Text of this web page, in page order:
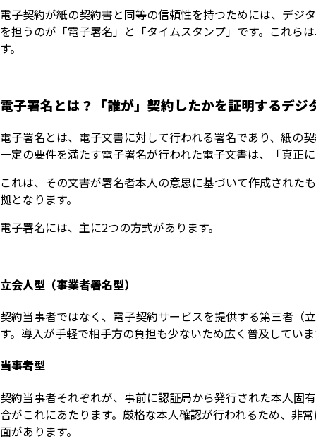
電子契約が紙の契約書と同等の信頼性を持つためには、デジ
を担うのが「電子署名」と「タイムスタンプ」です。これら
す。
電子署名とは？「誰が」契約したかを証明するデジ
電子署名とは、電子文書に対して行われる署名であり、紙の
一定の要件を満たす電子署名が行われた電子文書は、「真正
これは、その文書が署名者本人の意思に基づいて作成された
拠となります。
電子署名には、主に2つの方式があります。
立会人型（事業者署名型）
契約当事者ではなく、電子契約サービスを提供する第三者（
す。導入が手軽で相手方の負担も少ないため広く普及してい
当事者型
契約当事者それぞれが、事前に認証局から発行された本人固
合がこれにあたります。厳格な本人確認が行われるため、非
面があります。